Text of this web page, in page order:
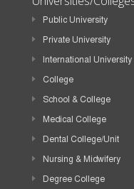
Public University
Private University
International University
College
School & College
Medical College
Dental College/Unit
Nursing & Midwifery
Degree College